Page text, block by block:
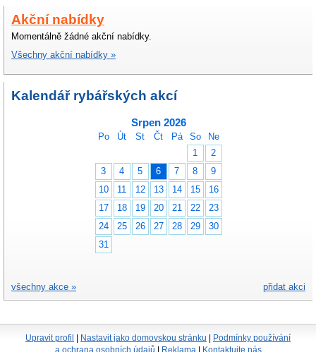
Akční nabídky
Momentálně žádné akční nabídky.
Všechny akční nabídky »
Kalendář rybářských akcí
Srpen 2026
Po Út St Čt Pá So
Ne
1
2
3
4 5 6 7 8
9
10
11 12 13 14 15
16
17
18 19 20 21 22
23
24
25 26 27 28 29
30
31
přidat akci
všechny akce »
Upravit profil Nastavit jako domovskou stránku
Podmínky používání
a ochrana osobních údajů
Reklama Kontaktujte nás